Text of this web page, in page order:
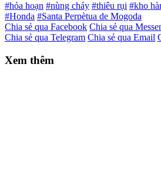
#hỏa hoạn #nùng cháy #thiêu rụi #kho
#Honda #Santa Perpètua de Mogoda
Chia sẻ qua Facebook Chia sẻ qua
Chia sẻ qua Telegram Chia sẻ qua Email
Xem thêm